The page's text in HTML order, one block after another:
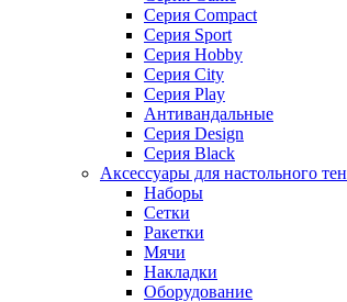
Серия Compact
Серия Sport
Серия Hobby
Серия City
Серия Play
Антивандальные
Серия Design
Серия Black
Аксессуары для настольного
Наборы
Сетки
Ракетки
Мячи
Накладки
Оборудование